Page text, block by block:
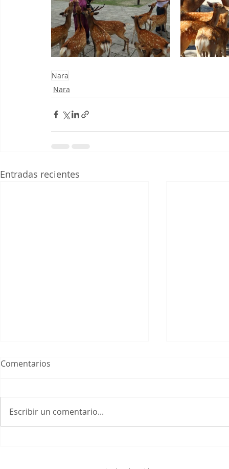
Nara
Nara
Entradas recientes
Santuario de Kasuga
Comentarios
Escribir un comentario...